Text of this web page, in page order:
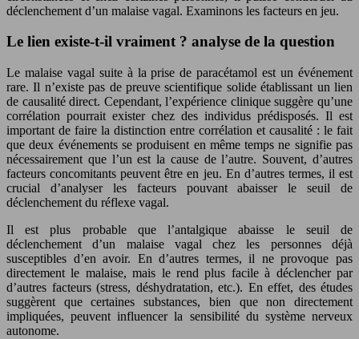
déclenchement d’un malaise vagal. Examinons les facteurs en jeu.
Le lien existe-t-il vraiment ? analyse de la question
Le malaise vagal suite à la prise de paracétamol est un événement
rare. Il n’existe pas de preuve scientifique solide établissant un lien
de causalité direct. Cependant, l’expérience clinique suggère qu’une
corrélation pourrait exister chez des individus prédisposés. Il est
important de faire la distinction entre corrélation et causalité : le fait
que deux événements se produisent en même temps ne signifie pas
nécessairement que l’un est la cause de l’autre. Souvent, d’autres
facteurs concomitants peuvent être en jeu. En d’autres termes, il est
crucial d’analyser les facteurs pouvant abaisser le seuil de
déclenchement du réflexe vagal.
Il est plus probable que l’antalgique abaisse le seuil de
déclenchement d’un malaise vagal chez les personnes déjà
susceptibles d’en avoir. En d’autres termes, il ne provoque pas
directement le malaise, mais le rend plus facile à déclencher par
d’autres facteurs (stress, déshydratation, etc.). En effet, des études
suggèrent que certaines substances, bien que non directement
impliquées, peuvent influencer la sensibilité du système nerveux
autonome.